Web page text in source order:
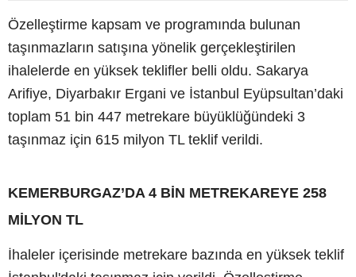
Özelleştirme kapsam ve programında bulunan
taşınmazların satışına yönelik gerçekleştirilen
ihalelerde en yüksek teklifler belli oldu. Sakarya
Arifiye, Diyarbakır Ergani ve İstanbul Eyüpsultan’daki
toplam 51 bin 447 metrekare büyüklüğündeki 3
taşınmaz için 615 milyon TL teklif verildi.
KEMERBURGAZ’DA 4 BİN METREKAREYE 258
MİLYON TL
İhaleler içerisinde metrekare bazında en yüksek teklif